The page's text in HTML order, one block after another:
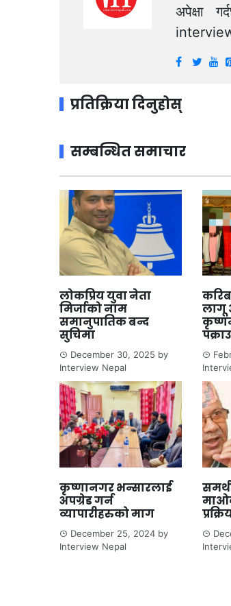
अपेक्षा
प्रतिक्रिया दिनुहोस्
सम्बन्धित समाचार
लोकप्रिय युवा नेता
मिर्जाको नाम
समानुपातिक बन्द
सुचिमा
December 30, 2025 by
Interview Nepal
लागू
पक्राउ
कृष्णानगर भन्सारलाई
अपग्रेड गर्न
व्यापारीहरुको माग
December 25, 2024 by
Interview Nepal